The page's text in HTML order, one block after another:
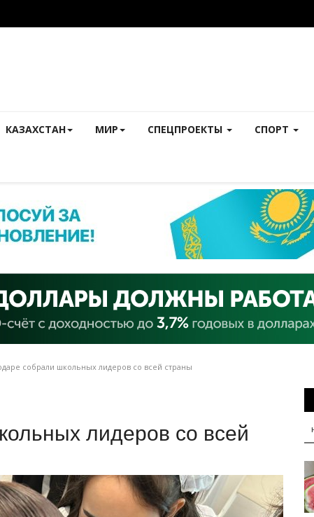
КАЗАХСТАН МИР СПЕЦПРОЕКТЫ СПОРТ
собрали школьных лидеров со всей страны
лидеров со всей